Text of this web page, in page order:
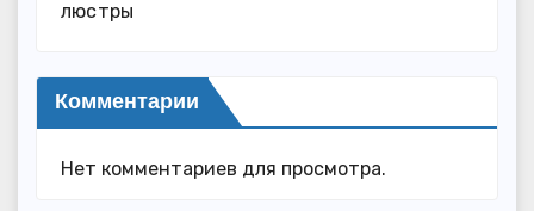
люстры
Комментарии
Нет комментариев для просмотра.